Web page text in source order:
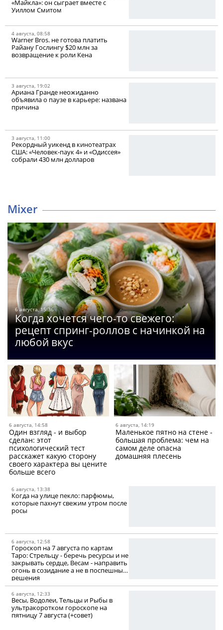
«Майкла»: он сыграет вместе с
Уиллом Смитом
4 августа, 08:58
Warner Bros. не готова платить
Райану Гослингу $20 млн за
возвращение к роли Кена
3 августа, 19:02
Ариана Гранде неожиданно
объявила о паузе в карьере: названа
причина
3 августа, 11:00
Рекордный уикенд в кинотеатрах
США: «Человек-паук 4» и «Одиссея»
собрали 430 млн долларов
Mixer
6 августа, 15:36
Когда хочется чего-то свежего:
рецепт спринг-роллов с начинкой на
любой вкус
6 августа, 14:58
Один взгляд - и выбор
сделан: этот
психологический тест
расскажет какую сторону
своего характера вы цените
больше всего
6 августа, 14:19
Маленькое пятно на стене -
большая проблема: чем на
самом деле опасна
домашняя плесень
6 августа, 13:38
Когда на улице пекло: парфюмы,
которые пахнут свежим утром после
росы
6 августа, 12:58
Гороскоп на 7 августа по картам
Таро: Стрельцу - беречь ресурсы и не
закрывать сердце, Весам - направить
огонь в созидание а не в поспешные
решения
6 августа, 12:33
Весы, Водолеи, Тельцы и Рыбы в
ультракоротком гороскопе на
пятницу 7 августа (+совет)